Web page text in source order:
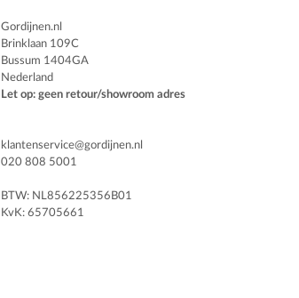
Gordijnen.nl
Brinklaan 109C
Bussum 1404GA
Nederland
Let op: geen retour/showroom adres
klantenservice@gordijnen.nl
020 808 5001
BTW: NL856225356B01
KvK: 65705661